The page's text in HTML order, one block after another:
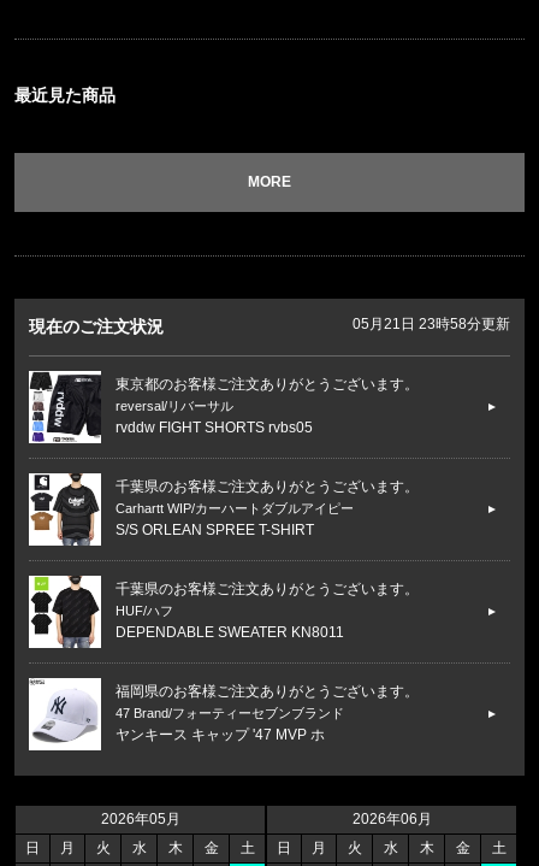
最近見た商品
MORE
2026年05月
日
月 火 水 木 金
土
2026年06月
日
月 火 水 木 金
土
現在のご注文状況 05月21日 23時58分更新
東京都のお客様ご注文ありがとうございます。
reversal/リバーサル
rvddw FIGHT SHORTS rvbs05
千葉県のお客様ご注文ありがとうございます。
Carhartt WIP/カーハートダブルアイピー
S/S ORLEAN SPREE T-SHIRT
千葉県のお客様ご注文ありがとうございます。
HUF/ハフ
DEPENDABLE SWEATER KN8011
福岡県のお客様ご注文ありがとうございます。
47 Brand/フォーティーセブンブランド
ヤンキース キャップ '47 MVP ホ
47 Brand/フォーティーセブンブランド
ヤンキース キャップ ’47 クリーンナップ モス